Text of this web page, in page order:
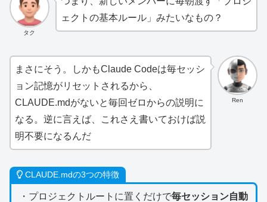
タク
ェクトの基本ルール」みたいなもの？
Ren
まさにそう。しかもClaude Codeは毎セッシ
ョン記憶がリセットされるから、
CLAUDE.mdがないと毎回ゼロからの説明に
なる。逆に言えば、これさえ書いておけば説
明不要になるんだ
CLAUDE.mdの3つの特徴
・プロジェクトルートに置くだけで毎セッション自動